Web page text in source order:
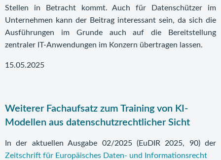
Stellen in Betracht kommt. Auch für Datenschützer im
Unternehmen kann der Beitrag interessant sein, da sich die
Ausführungen im Grunde auch auf die Bereitstellung
zentraler IT-Anwendungen im Konzern übertragen lassen.
15.05.2025
Weiterer Fachaufsatz zum Training von KI-
Modellen aus datenschutzrechtlicher Sicht
In der aktuellen Ausgabe 02/2025 (EuDIR 2025, 90) der
Zeitschrift für Europäisches Daten- und Informationsrecht